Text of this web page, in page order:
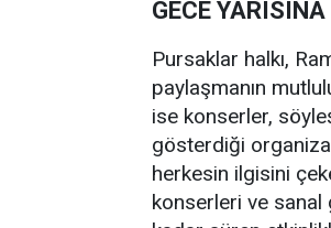
GECE
Pursaklar halkı,
paylaşmanın
ise konserler,
gösterdiği
herkesin ilgisini
konserleri ve sanal